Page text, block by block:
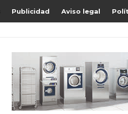
Publicidad Aviso legal